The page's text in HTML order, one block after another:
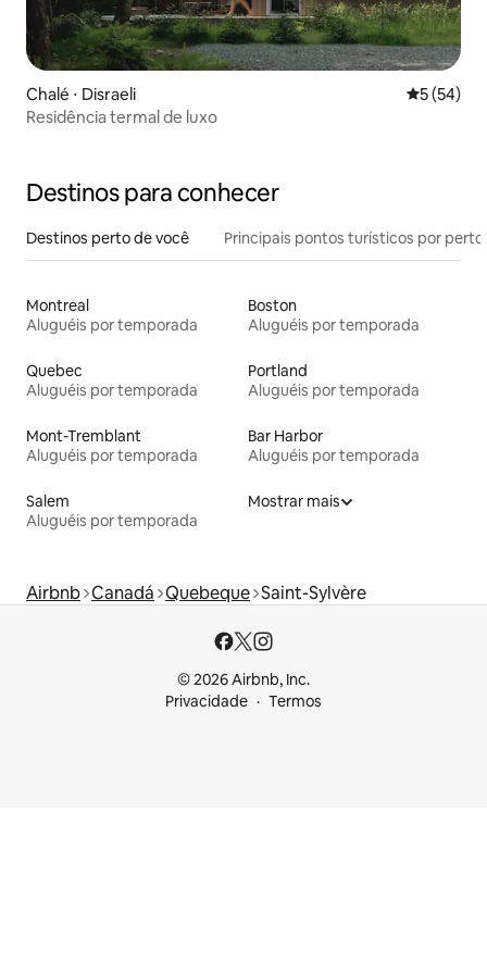
Chalé ⋅ Disraeli 5 de uma
5 (54)
Residência termal de luxo
Destinos para conhecer
Destinos perto de você Principais pontos turísticos por perto
Montreal
Aluguéis por temporada
Boston
Aluguéis por temporada
Quebec
Aluguéis por temporada
Portland
Aluguéis por temporada
Mont-Tremblant
Aluguéis por temporada
Bar Harbor
Aluguéis por temporada
Salem
Aluguéis por temporada
Mostrar mais
Airbnb Canadá Quebeque Saint-Sylvère
© 2026 Airbnb, Inc.
Privacidade
Termos